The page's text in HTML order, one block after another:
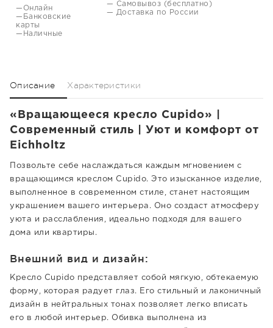
—Онлайн
—Банковские
карты
—Наличные
— Самовывоз (бесплатно)
— Доставка по России
Описание Характеристики
«Вращающееся кресло Cupido» |
Современный стиль | Уют и комфорт от
Eichholtz
Позвольте себе наслаждаться каждым мгновением с
вращающимся креслом Cupido. Это изысканное изделие,
выполненное в современном стиле, станет настоящим
украшением вашего интерьера. Оно создаст атмосферу
уюта и расслабления, идеально подходя для вашего
дома или квартиры.
Внешний вид и дизайн:
Кресло Cupido представляет собой мягкую, обтекаемую
форму, которая радует глаз. Его стильный и лаконичный
дизайн в нейтральных тонах позволяет легко вписать
его в любой интерьер. Обивка выполнена из